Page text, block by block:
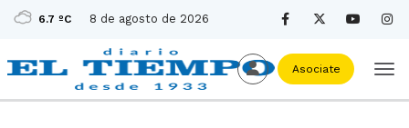
6.7 ºC 8 de agosto de 2026
Asociate